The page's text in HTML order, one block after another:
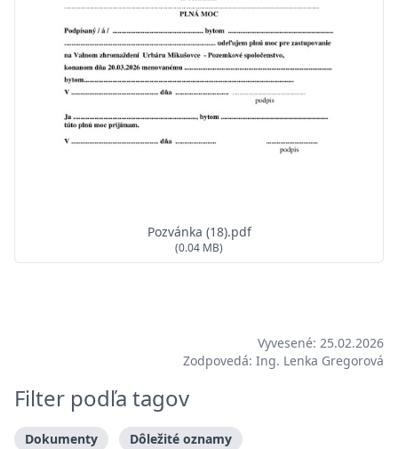
Pozvánka (18).pdf
(0.04 MB)
Vyvesené: 25.02.2026
Zodpovedá: Ing. Lenka Gregorová
Filter podľa tagov
Dokumenty
Dôležité oznamy